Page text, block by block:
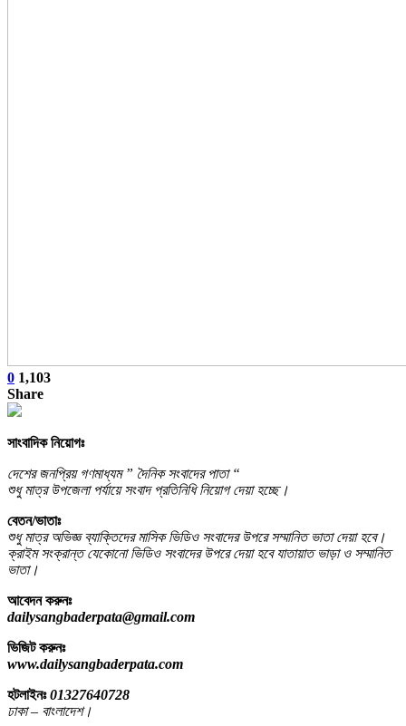
0 1,103
Share
সাংবাদিক নিয়োগঃ
দেশের জনপ্রিয় গণমাধ্যম ” দৈনিক সংবাদের পাতা “
শুধু মাত্র উপজেলা পর্যায়ে সংবাদ প্রতিনিধি নিয়োগ দেয়া হচ্ছে।
বেতন/ভাতাঃ
শুধু মাত্র অভিজ্ঞ ব্যাক্তিদের মাসিক ভিডিও সংবাদের উপরে সম্মানিত ভাতা দেয়া হবে।
ক্রাইম সংক্রান্ত যেকোনো ভিডিও সংবাদের উপরে দেয়া হবে যাতায়াত ভাড়া ও সম্মানিত
ভাতা।
আবেদন করুনঃ
dailysangbaderpata@gmail.com
ভিজিট করুনঃ
www.dailysangbaderpata.com
হটলাইনঃ 01327640728
ঢাকা – বাংলাদেশ।